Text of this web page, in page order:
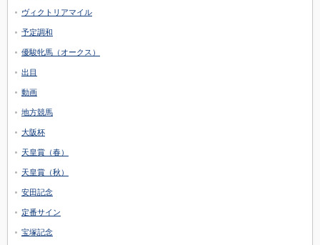
ヴィクトリアマイル
予定調和
優駿牝馬（オークス）
出目
動画
地方競馬
大阪杯
天皇賞（春）
天皇賞（秋）
安田記念
定番サイン
宝塚記念